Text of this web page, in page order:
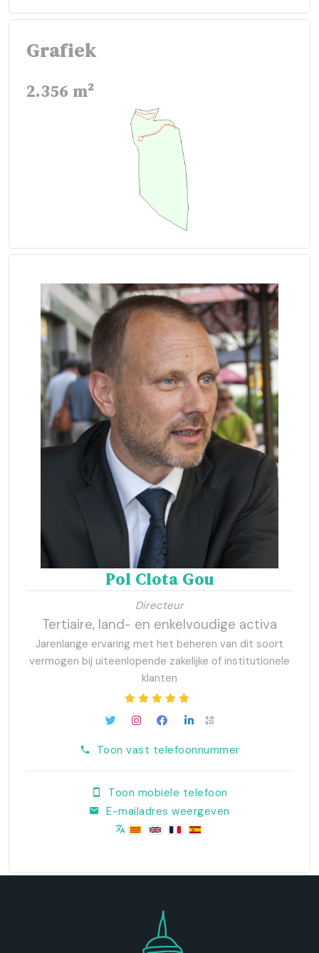
Grafiek
2.356 m²
Pol Clota Gou
Directeur
Tertiaire, land- en enkelvoudige activa
Jarenlange ervaring met het beheren van dit soort
vermogen bij uiteenlopende zakelijke of institutionele
klanten
Toon vast telefoonnummer
Toon mobiele telefoon
E-mailadres weergeven